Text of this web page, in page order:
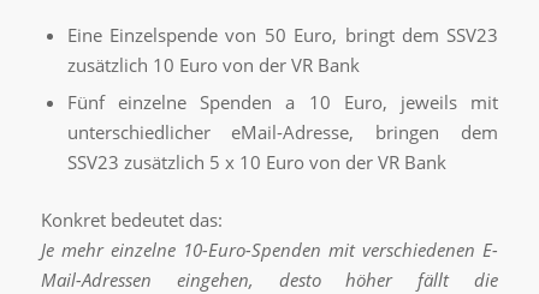
Eine Einzelspende von 50 Euro, bringt dem SSV23
zusätzlich 10 Euro von der VR Bank
Fünf einzelne Spenden a 10 Euro, jeweils mit
unterschiedlicher eMail-Adresse, bringen dem
SSV23 zusätzlich 5 x 10 Euro von der VR Bank
Konkret bedeutet das:
Je mehr einzelne 10-Euro-Spenden mit verschiedenen E-
Mail-Adressen eingehen, desto höher fällt die